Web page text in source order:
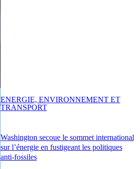
Washington secoue le sommet international
sur l’énergie en fustigeant les politiques
anti-fossiles
ENERGIE, ENVIRONNEMENT ET
TRANSPORT